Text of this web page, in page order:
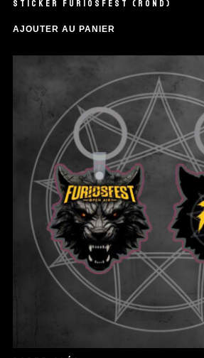
STICKER FURIOSFEST (ROND)
AJOUTER AU PANIER